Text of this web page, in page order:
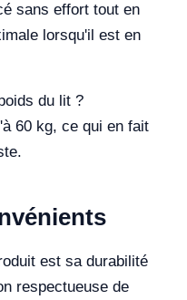
sans effort tout en
lorsqu'il est en
du lit ?
60 kg, ce qui en fait
est sa durabilité
respectueuse de